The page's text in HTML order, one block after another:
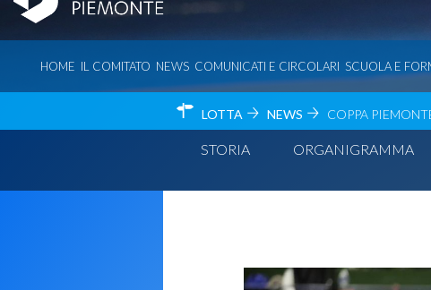
HOME IL COMITATO NEWS COMUNICATI E CIRCOLARI SCUOLA E
LOTTA NEWS COPPA
STORIA ORGANIGRAMMA